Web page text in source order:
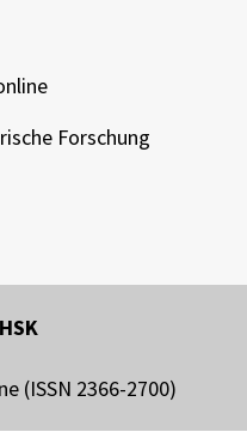
Forschung
HSK
(ISSN 2366-2700)